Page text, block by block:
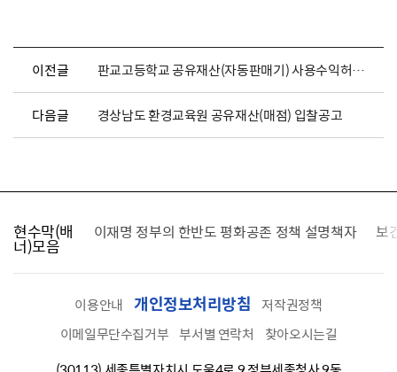
이전글 판교고등학교 공유재산(자동판매기) 사용수익허가 전자입찰 공고
다음글 경상남도 환경교육원 공유재산(매점) 입찰공고
현수막(배
너)모음
찾습니다 이재명 정부의 한반도 평화공존 정책 설명책자 보
이용안내 개인정보처리방침
저작권정책
이메일무단수집거부 부서별 연락처
찾아오시는길